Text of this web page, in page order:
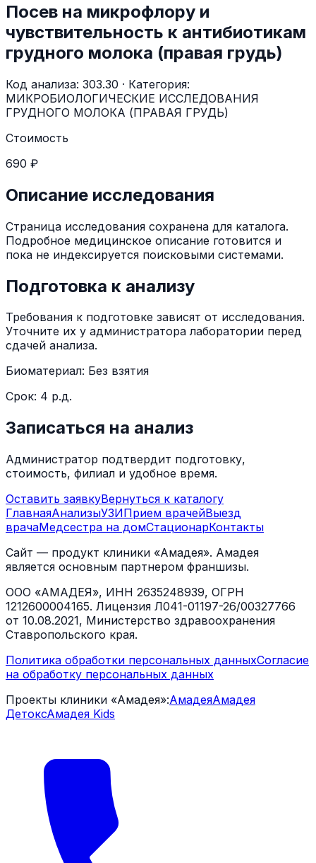
Посев на микрофлору и
чувствительность к антибиотикам
грудного молока (правая грудь)
Код анализа: 303.30 · Категория:
МИКРОБИОЛОГИЧЕСКИЕ ИССЛЕДОВАНИЯ
ГРУДНОГО МОЛОКА (ПРАВАЯ ГРУДЬ)
Стоимость
690 ₽
Описание исследования
Страница исследования сохранена для каталога.
Подробное медицинское описание готовится и
пока не индексируется поисковыми системами.
Подготовка к анализу
Требования к подготовке зависят от исследования.
Уточните их у администратора лаборатории перед
сдачей анализа.
Биоматериал: Без взятия
Срок: 4 р.д.
Записаться на анализ
Администратор подтвердит подготовку,
стоимость, филиал и удобное время.
Оставить заявкуВернуться к каталогу
ГлавнаяАнализыУЗИПрием врачейВыезд
врачаМедсестра на домСтационарКонтакты
Сайт — продукт клиники «Амадея». Амадея
является основным партнером франшизы.
ООО «АМАДЕЯ», ИНН 2635248939, ОГРН
1212600004165. Лицензия Л041-01197-26/00327766
от 10.08.2021, Министерство здравоохранения
Ставропольского края.
Политика обработки персональных данныхСогласие
на обработку персональных данных
Проекты клиники «Амадея»:АмадеяАмадея
ДетоксАмадея Kids